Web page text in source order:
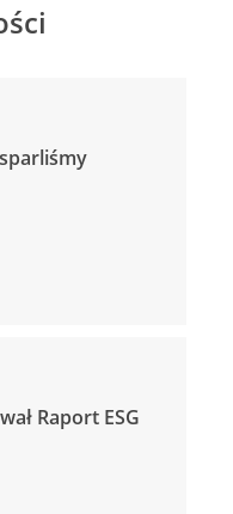
Raport ESG